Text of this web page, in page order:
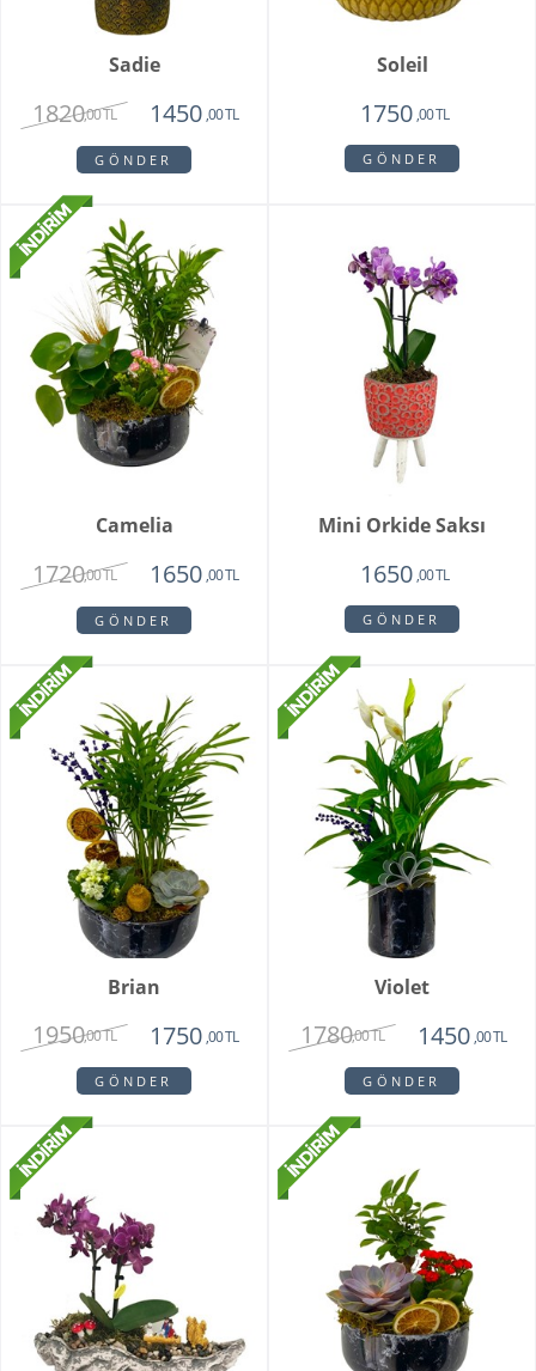
Sadie
1820,00 TL 1450 ,00 TL
GÖNDER
Soleil
1750 ,00 TL
GÖNDER
Camelia
1720,00 TL 1650,00 TL
GÖNDER
Mini Orkide Saksı
1650,00 TL
GÖNDER
Brian
1950,00 TL 1750 ,00 TL
GÖNDER
Violet
1780,00 TL 1450 ,00 TL
GÖNDER